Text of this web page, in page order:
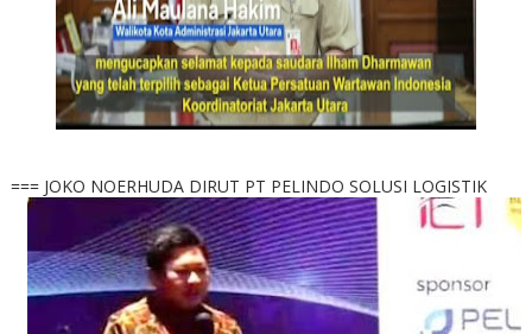
=== JOKO NOERHUDA DIRUT PT PELINDO SOLUSI LOGISTIK